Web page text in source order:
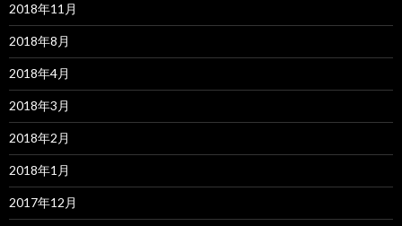
2018年11月
2018年8月
2018年4月
2018年3月
2018年2月
2018年1月
2017年12月